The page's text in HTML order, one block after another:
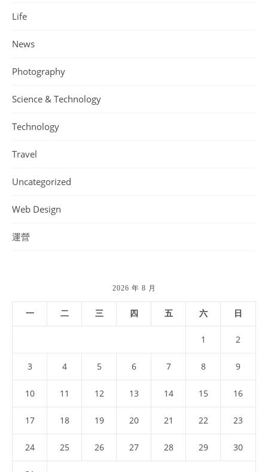
Life
News
Photography
Science & Technology
Technology
Travel
Uncategorized
Web Design
運營
2026 年 8 月
一 二 三 四 五 六 日
1 2
3 4 5 6 7 8 9
10 11 12 13 14 15 16
17 18 19 20 21 22 23
24 25 26 27 28 29 30